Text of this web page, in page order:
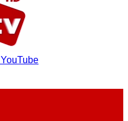
YouTube